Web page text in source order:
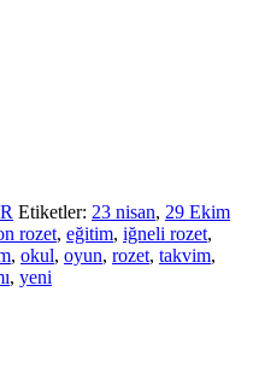
Etiketler: 23 nisan, 29 Ekim
rozet, eğitim, iğneli rozet,
, okul, oyun, rozet, takvim,
, yeni